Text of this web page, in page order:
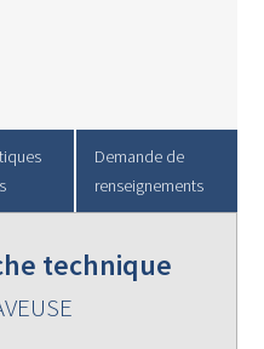
Demande de
renseignements
technique